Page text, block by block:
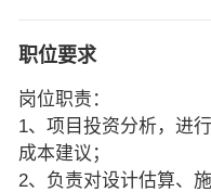
职位要求
岗位职责：
1、项目投资分析，进
成本建议；
2、负责对设计估算、